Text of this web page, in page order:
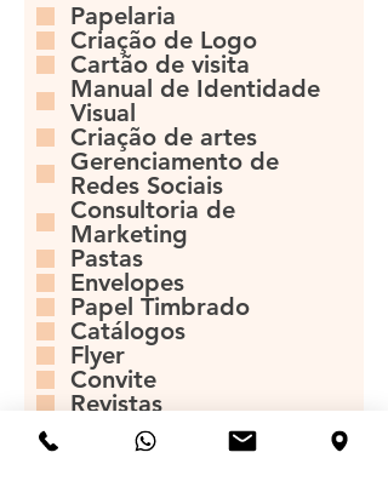
Papelaria
Criação de Logo
Cartão de visita
Manual de Identidade
Visual
Criação de artes
Gerenciamento de
Redes Sociais
Consultoria de
Marketing
Pastas
Envelopes
Papel Timbrado
Catálogos
Flyer
Convite
Revistas
Banner
Cartaz